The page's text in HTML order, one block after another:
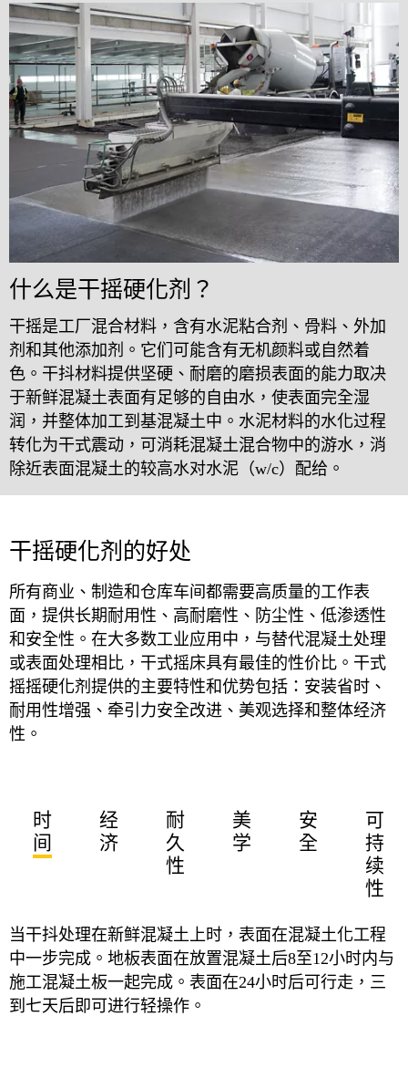
什么是干摇硬化剂？
干摇是工厂混合材料，含有水泥粘合剂、骨料、外加
剂和其他添加剂。它们可能含有无机颜料或自然着
色。干抖材料提供坚硬、耐磨的磨损表面的能力取决
于新鲜混凝土表面有足够的自由水，使表面完全湿
润，并整体加工到基混凝土中。水泥材料的水化过程
转化为干式震动，可消耗混凝土混合物中的游水，消
除近表面混凝土的较高水对水泥（w/c）配给。
干摇硬化剂的好处
所有商业、制造和仓库车间都需要高质量的工作表
面，提供长期耐用性、高耐磨性、防尘性、低渗透性
和安全性。在大多数工业应用中，与替代混凝土处理
或表面处理相比，干式摇床具有最佳的性价比。干式
摇摇硬化剂提供的主要特性和优势包括：安装省时、
耐用性增强、牵引力安全改进、美观选择和整体经济
性。
时
间
经
济
耐
久
性
美
学
安
全
可
持
续
性
当干抖处理在新鲜混凝土上时，表面在混凝土化工程
中一步完成。地板表面在放置混凝土后8至12小时内与
施工混凝土板一起完成。表面在24小时后可行走，三
到七天后即可进行轻操作。